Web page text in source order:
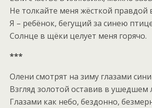
Не толкайте меня жёсткой правдой
Я – ребёнок, бегущий за синею
Солнце в щёки целует меня горячо.
***
Олени смотрят на зиму глазами
Взгляд золотой оставив в ушедшем
Глазами как небо, бездонно,